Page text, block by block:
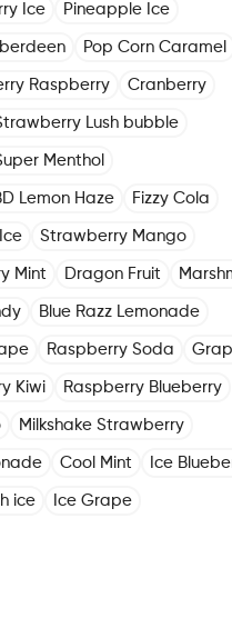
Ice Pineapple Ice
Pop Corn Caramel
Raspberry Cranberry
Lush bubble
Menthol
Lemon Haze Fizzy Cola
Strawberry Mango
Mint Dragon Fruit
Blue Razz Lemonade
Raspberry Soda
Kiwi Raspberry Blueberry
Milkshake Strawberry
Cool Mint Ice
ice Ice Grape